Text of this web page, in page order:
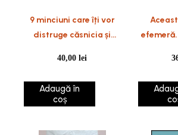
9 minciuni care îți vor
distruge căsnicia și
salva și o vor elibera
40,00lei
Adaugă în
coș